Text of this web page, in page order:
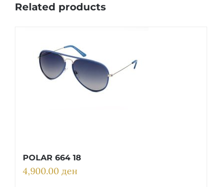
Related products
POLAR 664 18
4,900.00 ден